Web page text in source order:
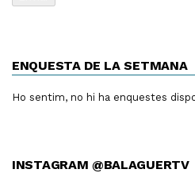
ENQUESTA DE LA SETMANA
Ho sentim, no hi ha enquestes
INSTAGRAM @BALAGUERTV